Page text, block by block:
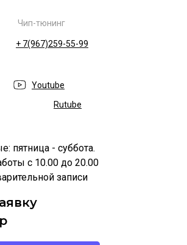
Чип-тюнинг
+ 7(967)259-55-99
Youtube
Rutube
пятница - суббота.
с 10.00 до 20.00
записи